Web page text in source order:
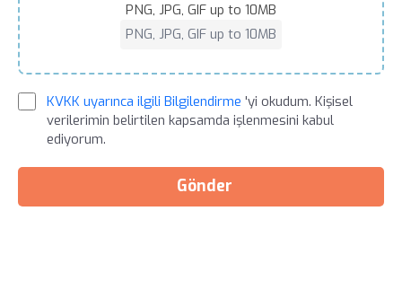
PNG, JPG, GIF up to 10MB
PNG, JPG, GIF up to 10MB
KVKK uyarınca ilgili Bilgilendirme 'yi okudum. Kişisel
verilerimin belirtilen kapsamda işlenmesini kabul
ediyorum.
Gönder